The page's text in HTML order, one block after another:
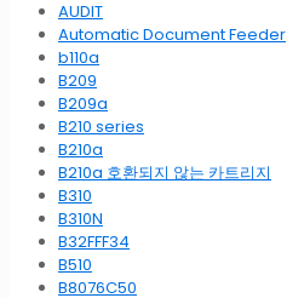
AUDIT
Automatic Document Feeder
b110a
B209
B209a
B210 series
B210a
B210a 호환되지 않는 카트리지
B310
B310N
B32FFF34
B510
B8076C50